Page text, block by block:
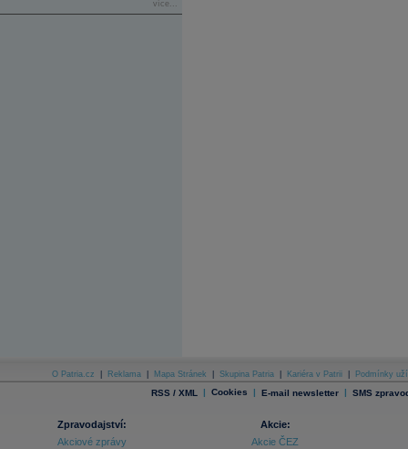
více...
O Patria.cz Reklama Mapa Stránek Skupina Patria Kariéra v Patrii Podmínky
RSS / XML | Cookies | E-mail newsletter | SMS
Zpravodajství:
Akciové zprávy
Akcie:
Akcie ČEZ